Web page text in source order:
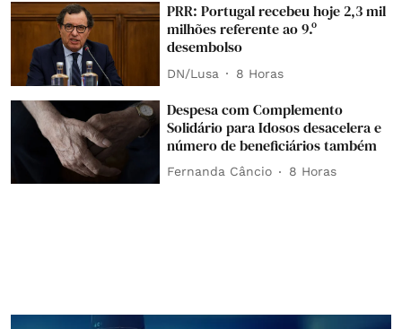
PRR: Portugal recebeu hoje 2,3 mil
milhões referente ao 9.º
desembolso
DN/Lusa 8 Horas
Despesa com Complemento
Solidário para Idosos desacelera e
número de beneficiários também
Fernanda Câncio 8 Horas